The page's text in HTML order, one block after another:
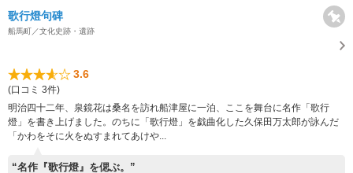
歌行燈句碑
船馬町／文化史跡・遺跡
3.6
(口コミ 3件)
明治四十二年、泉鏡花は桑名を訪れ船津屋に一泊、ここを舞台に名作「歌行
燈」を書き上げました。のちに「歌行燈」を戯曲化した久保田万太郎が詠んだ
「かわをそに火をぬすまれてあけや...
“名作『歌行燈』を偲ぶ。”